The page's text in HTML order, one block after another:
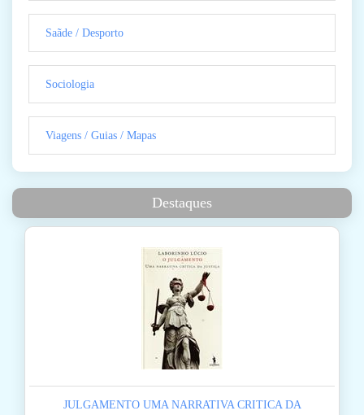
Saãde / Desporto
Sociologia
Viagens / Guias / Mapas
Destaques
JULGAMENTO UMA NARRATIVA CRITICA DA